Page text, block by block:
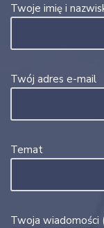
Twoje imię i
Twój adres e-mail
Temat
Twoja wiadomości